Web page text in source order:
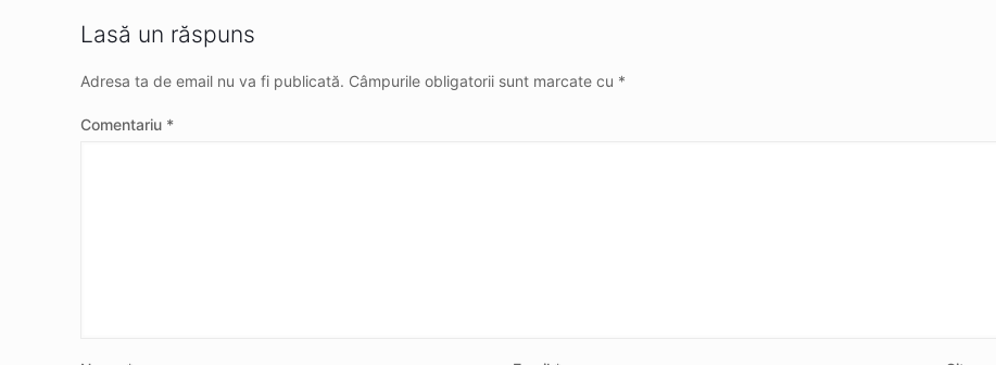
Lasă un răspuns
Adresa ta de email nu va fi publicată. Câmpurile obligatorii sunt marcate cu *
Comentariu *